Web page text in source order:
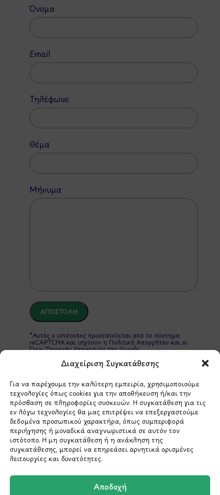
Διαχείριση Συγκατάθεσης
Για να παρέχουμε την καλύτερη εμπειρία, χρησιμοποιούμε
τεχνολογίες όπως cookies για την αποθήκευση ή/και την
πρόσβαση σε πληροφορίες συσκευών. Η συγκατάθεση για τις
εν λόγω τεχνολογίες θα μας επιτρέψει να επεξεργαστούμε
δεδομένα προσωπικού χαρακτήρα, όπως συμπεριφορά
περιήγησης ή μοναδικά αναγνωριστικά σε αυτόν τον
ιστότοπο. Η μη συγκατάθεση ή η ανάκληση της
συγκατάθεσης, μπορεί να επηρεάσει αρνητικά ορισμένες
λειτουργίες και δυνατότητες.
Αποδοχή
Όνομα
Email
Τηλέφωνο
Θέμα
Μήνυμα
*Αυτός ο ιστότοπος προστατεύεται από το σύστημα
reCAPTCHA και ισχύουν η Πολιτική Απορρήτου και οι
Όροι Παροχής Υπηρεσιώντης Google.
ΣΤΟΙΧΕΙΑ ΕΠΙΚΟΙΝΩΝΙΑΣ
Holargos Center (Ισόγειο)
Λ.Περικλέους 56,
Χολαργός 15561